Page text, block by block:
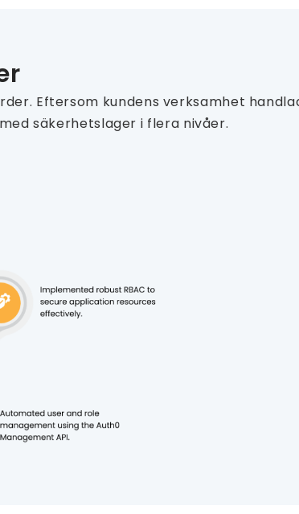
Eftersom kundens verksamhet
säkerhetslager i flera nivåer.